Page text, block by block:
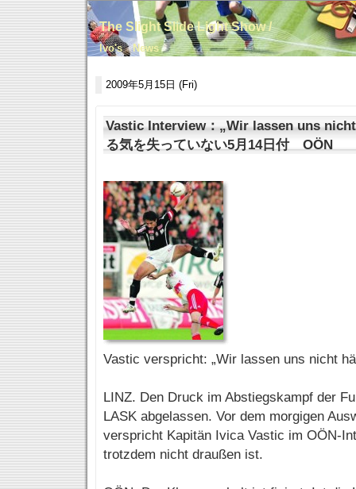
The Slight Slide Light Show /
Ivo's News
2009年5月15日 (Fri)
Vastic Interview：„Wir lassen uns
る気を失っていない5月14日付 OÖN
Vastic verspricht: „Wir lassen uns nicht
LINZ. Den Druck im Abstiegskampf der
LASK abgelassen. Vor dem morgigen
verspricht Kapitän Ivica Vastic im OÖN-
trotzdem nicht draußen ist.